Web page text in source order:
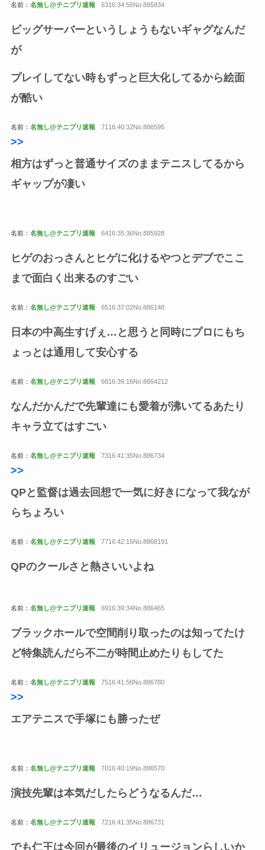
名前： 名無し@テニプリ速報 6316:34:56No.885834
ビッグサーバーというしょうもないギャグなんだ
が
プレイしてない時もずっと巨大化してるから絵面
が酷い
名前： 名無し@テニプリ速報 7116:40:32No.886595
>>
相方はずっと普通サイズのままテニスしてるから
ギャップが凄い
名前： 名無し@テニプリ速報 6416:35:36No.885928
ヒゲのおっさんとヒゲに化けるやつとデブでここ
まで面白く出来るのすごい
名前： 名無し@テニプリ速報 6516:37:02No.886148
日本の中高生すげぇ…と思うと同時にプロにもち
ょっとは通用して安心する
名前： 名無し@テニプリ速報 6816:39:16No.8864212
なんだかんだで先輩達にも愛着が沸いてるあたり
キャラ立てはすごい
名前： 名無し@テニプリ速報 7316:41:35No.886734
>>
QPと監督は過去回想で一気に好きになって我なが
らちょろい
名前： 名無し@テニプリ速報 7716:42:15No.8868191
QPのクールさと熱さいいよね
名前： 名無し@テニプリ速報 6916:39:34No.886465
ブラックホールで空間削り取ったのは知ってたけ
ど特集読んだら不二が時間止めたりもしてた
名前： 名無し@テニプリ速報 7516:41:56No.886780
>>
エアテニスで手塚にも勝ったぜ
名前： 名無し@テニプリ速報 7016:40:19No.886570
演技先輩は本気だしたらどうなるんだ…
名前： 名無し@テニプリ速報 7216:41:35No.886731
でも仁王は今回が最後のイリュージョンらしいか